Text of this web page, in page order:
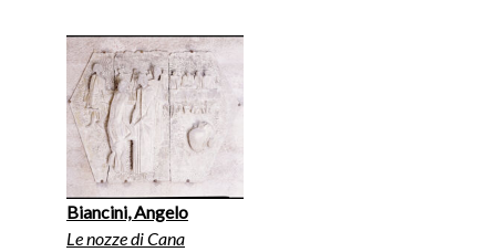
Biancini, Angelo
Le nozze di Cana